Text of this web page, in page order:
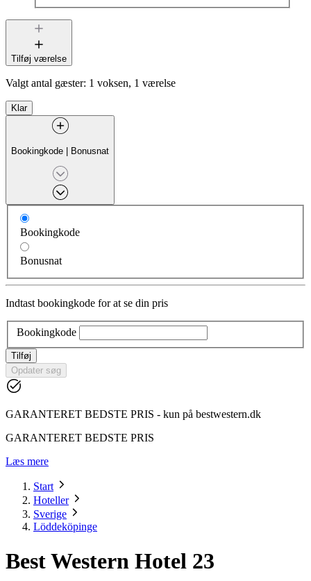
Tilføj værelse
Valgt antal gæster: 1 voksen, 1 værelse
Klar
Bookingkode | Bonusnat
Bookingkode
Bonusnat
Indtast bookingkode for at se din pris
Bookingkode
Tilføj
Opdater søg
GARANTERET BEDSTE PRIS - kun på bestwestern.dk
GARANTERET BEDSTE PRIS
Læs mere
Start
Hoteller
Sverige
Löddeköpinge
Best Western Hotel 23